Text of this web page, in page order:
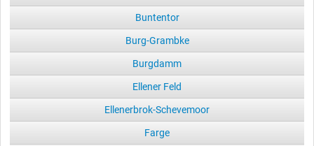
Buntentor
Burg-Grambke
Burgdamm
Ellener Feld
Ellenerbrok-Schevemoor
Farge